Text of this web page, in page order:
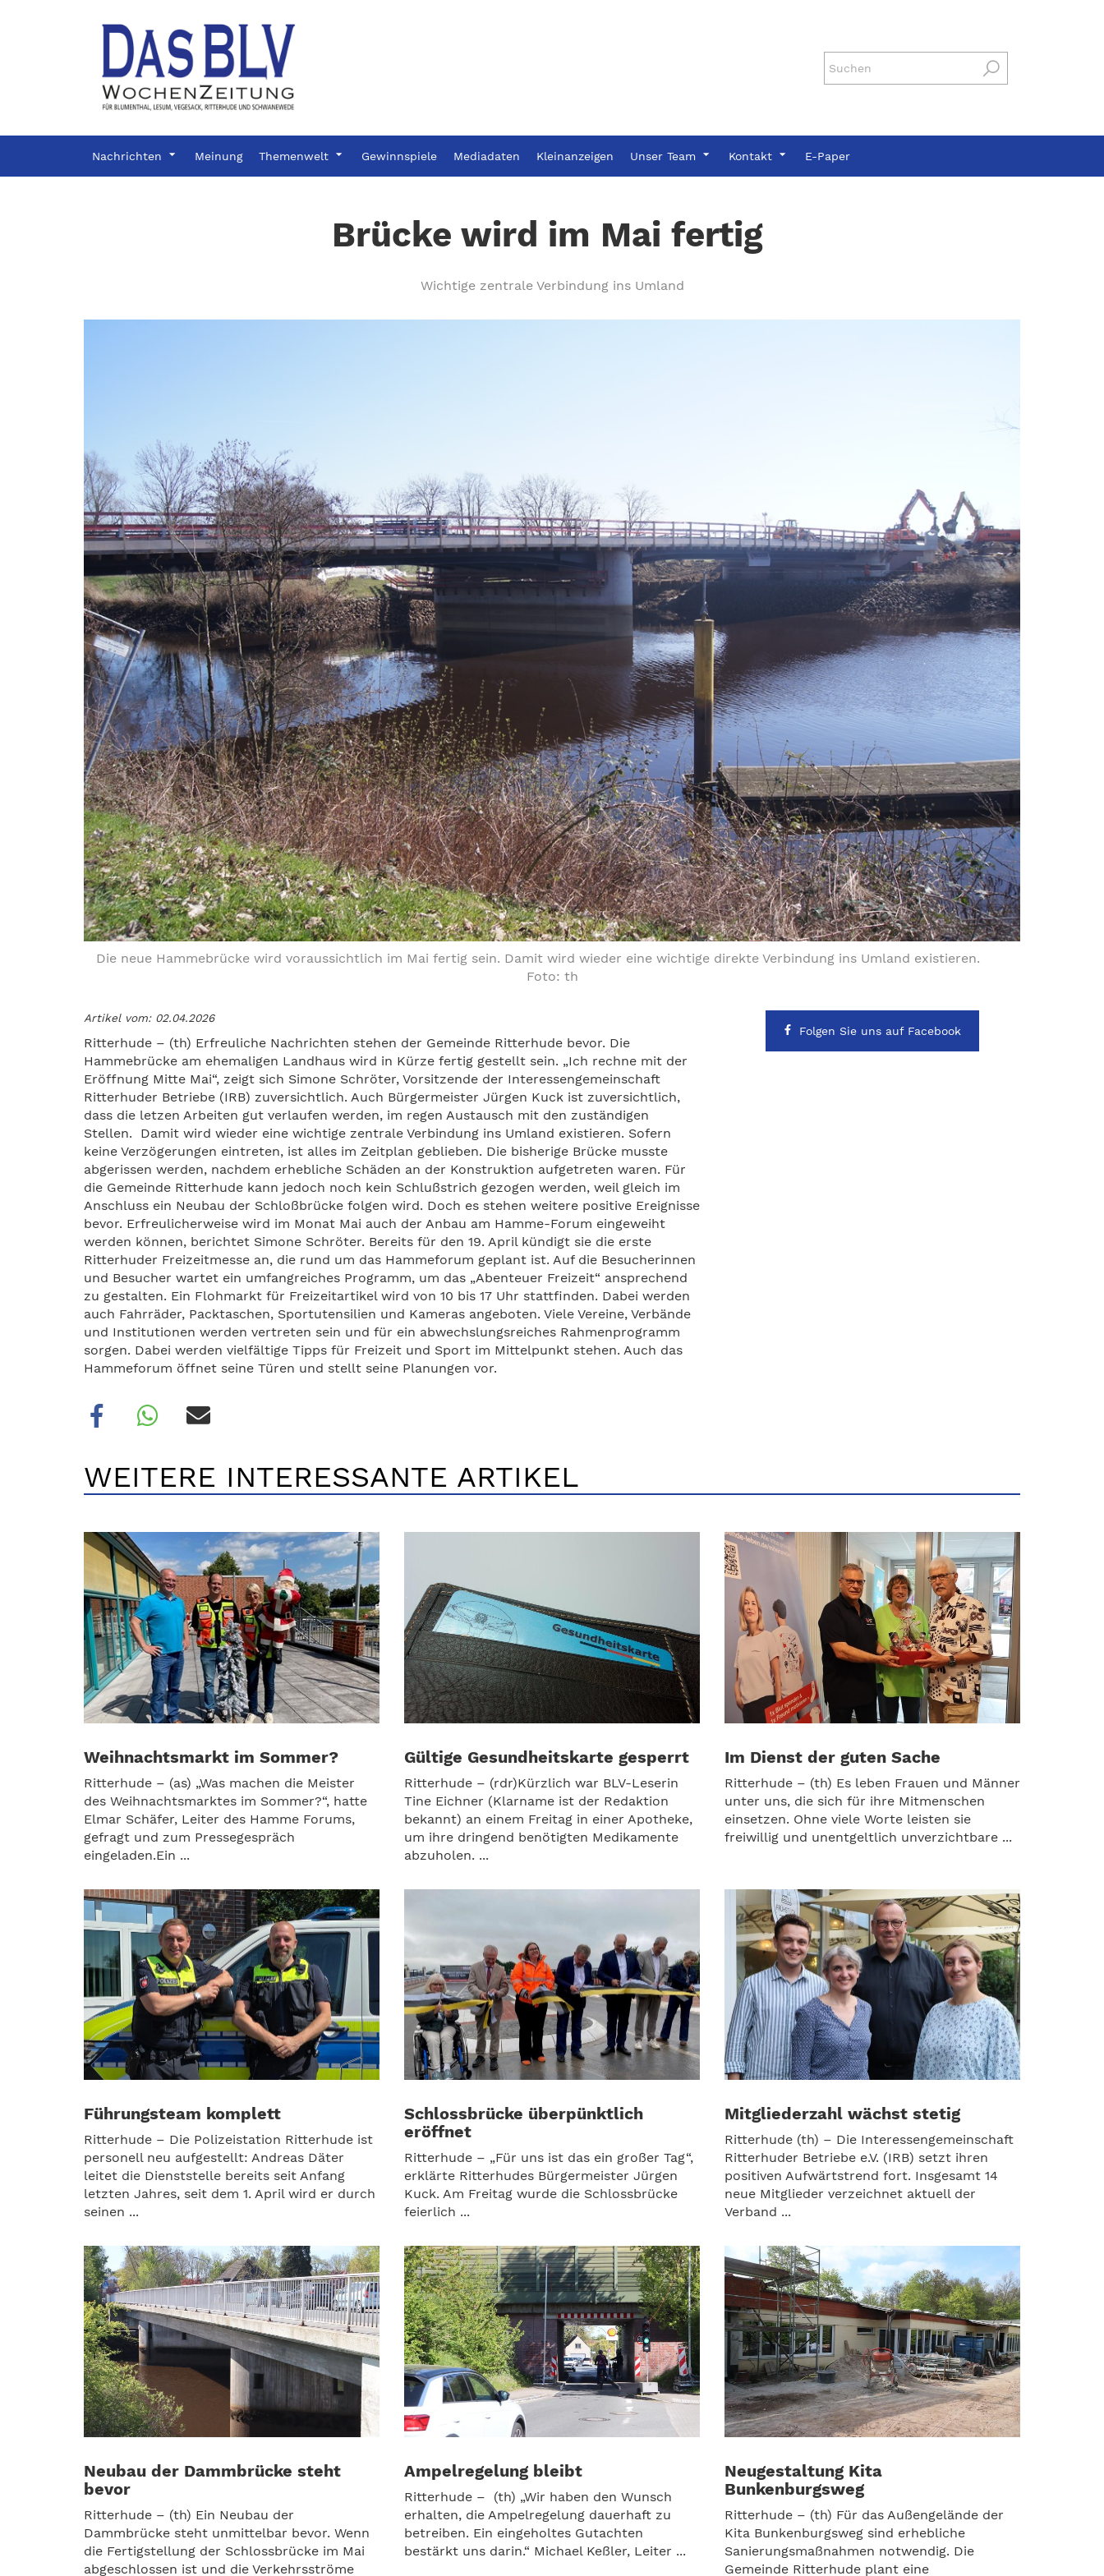
Nachrichten Meinung Themenwelt Gewinnspiele Mediadaten Kleinanzeigen Unser Team Kontakt E-Paper
Brücke wird im Mai fertig
Wichtige zentrale Verbindung ins Umland
Die neue Hammebrücke wird voraussichtlich im Mai fertig sein. Damit wird wieder eine wichtige direkte Verbindung ins Umland existieren.
Foto: th
Artikel vom: 02.04.2026
Ritterhude – (th) Erfreuliche Nachrichten stehen der Gemeinde Ritterhude bevor. Die
Hammebrücke am ehemaligen Landhaus wird in Kürze fertig gestellt sein. „Ich rechne mit der
Eröffnung Mitte Mai“, zeigt sich Simone Schröter, Vorsitzende der Interessengemeinschaft
Ritterhuder Betriebe (IRB) zuversichtlich. Auch Bürgermeister Jürgen Kuck ist zuversichtlich,
dass die letzen Arbeiten gut verlaufen werden, im regen Austausch mit den zuständigen
Stellen. Damit wird wieder eine wichtige zentrale Verbindung ins Umland existieren. Sofern
keine Verzögerungen eintreten, ist alles im Zeitplan geblieben. Die bisherige Brücke musste
abgerissen werden, nachdem erhebliche Schäden an der Konstruktion aufgetreten waren. Für
die Gemeinde Ritterhude kann jedoch noch kein Schlußstrich gezogen werden, weil gleich im
Anschluss ein Neubau der Schloßbrücke folgen wird. Doch es stehen weitere positive Ereignisse
bevor. Erfreulicherweise wird im Monat Mai auch der Anbau am Hamme-Forum eingeweiht
werden können, berichtet Simone Schröter. Bereits für den 19. April kündigt sie die erste
Ritterhuder Freizeitmesse an, die rund um das Hammeforum geplant ist. Auf die Besucherinnen
und Besucher wartet ein umfangreiches Programm, um das „Abenteuer Freizeit“ ansprechend
zu gestalten. Ein Flohmarkt für Freizeitartikel wird von 10 bis 17 Uhr stattfinden. Dabei werden
auch Fahrräder, Packtaschen, Sportutensilien und Kameras angeboten. Viele Vereine, Verbände
und Institutionen werden vertreten sein und für ein abwechslungsreiches Rahmenprogramm
sorgen. Dabei werden vielfältige Tipps für Freizeit und Sport im Mittelpunkt stehen. Auch das
Hammeforum öffnet seine Türen und stellt seine Planungen vor.
Folgen Sie uns auf Facebook
WEITERE INTERESSANTE ARTIKEL
Weihnachtsmarkt im Sommer?
Ritterhude – (as) „Was machen die Meister
des Weihnachtsmarktes im Sommer?“, hatte
Elmar Schäfer, Leiter des Hamme Forums,
gefragt und zum Pressegespräch
eingeladen.Ein ...
Gültige Gesundheitskarte gesperrt
Ritterhude – (rdr)Kürzlich war BLV-Leserin
Tine Eichner (Klarname ist der Redaktion
bekannt) an einem Freitag in einer Apotheke,
um ihre dringend benötigten Medikamente
abzuholen. ...
Im Dienst der guten Sache
Ritterhude – (th) Es leben Frauen und Männer
unter uns, die sich für ihre Mitmenschen
einsetzen. Ohne viele Worte leisten sie
freiwillig und unentgeltlich unverzichtbare ...
Führungsteam komplett
Ritterhude – Die Polizeistation Ritterhude ist
personell neu aufgestellt: Andreas Däter
leitet die Dienststelle bereits seit Anfang
letzten Jahres, seit dem 1. April wird er durch
seinen ...
Schlossbrücke überpünktlich
eröffnet
Ritterhude – „Für uns ist das ein großer Tag“,
erklärte Ritterhudes Bürgermeister Jürgen
Kuck. Am Freitag wurde die Schlossbrücke
feierlich ...
Mitgliederzahl wächst stetig
Ritterhude (th) – Die Interessengemeinschaft
Ritterhuder Betriebe e.V. (IRB) setzt ihren
positiven Aufwärtstrend fort. Insgesamt 14
neue Mitglieder verzeichnet aktuell der
Verband ...
Neubau der Dammbrücke steht
bevor
Ritterhude – (th) Ein Neubau der
Dammbrücke steht unmittelbar bevor. Wenn
die Fertigstellung der Schlossbrücke im Mai
abgeschlossen ist und die Verkehrsströme
Ampelregelung bleibt
Ritterhude – (th) „Wir haben den Wunsch
erhalten, die Ampelregelung dauerhaft zu
betreiben. Ein eingeholtes Gutachten
bestärkt uns darin.“ Michael Keßler, Leiter ...
Neugestaltung Kita
Bunkenburgsweg
Ritterhude – (th) Für das Außengelände der
Kita Bunkenburgsweg sind erhebliche
Sanierungsmaßnahmen notwendig. Die
Gemeinde Ritterhude plant eine